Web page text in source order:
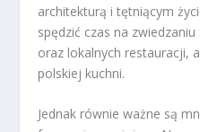
architekturą i tętniącym
spędzić czas na
oraz lokalnych restauracji,
polskiej kuchni.
Jednak równie ważne są